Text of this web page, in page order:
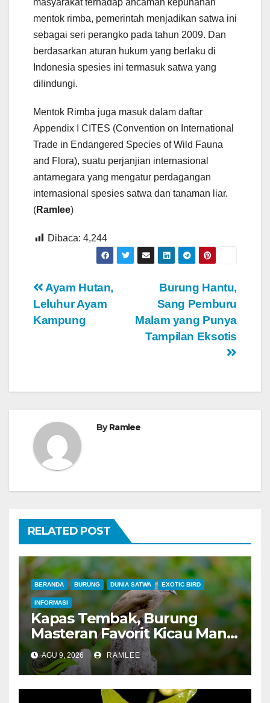
masyarakat terhadap ancaman kepunahan
mentok rimba, pemerintah menjadikan satwa ini
sebagai seri perangko pada tahun 2009. Dan
berdasarkan aturan hukum yang berlaku di
Indonesia spesies ini termasuk satwa yang
dilindungi.
Mentok Rimba juga masuk dalam daftar
Appendix I CITES (Convention on International
Trade in Endangered Species of Wild Fauna
and Flora), suatu perjanjian internasional
antarnegara yang mengatur perdagangan
internasional spesies satwa dan tanaman liar.
(Ramlee)
Dibaca: 4,244
Navigasi
pos
Burung Hantu,
Sang Pemburu
Malam yang Punya
Tampilan Eksotis
Ayam Hutan,
Leluhur Ayam
Kampung
ByRamlee
RELATED POST
BERANDA BURUNG DUNIA SATWA EXOTIC BIRD
INFORMASI
Kapas Tembak, Burung
Masteran Favorit Kicau Mania
untuk Murai Batu dan Kacer
AGU 9, 2026 RAMLEE